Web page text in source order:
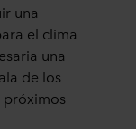
una
el clima
una
de los
próximos